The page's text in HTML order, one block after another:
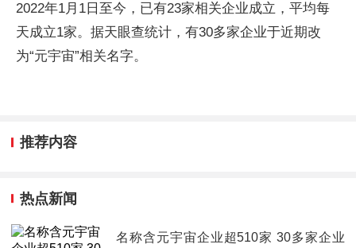
2022年1月1日至今，已有23家相关企业成立，平均每
天成立1家。据天眼查统计，有30多家企业于近期改
为“元宇宙”相关名字。
推荐内容
热点新闻
名称含元宇宙企业超510家 30多家企业